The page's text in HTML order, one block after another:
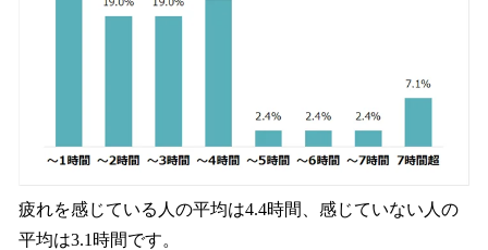
疲れを感じている人の平均は4.4時間、感じていない人の
平均は3.1時間です。